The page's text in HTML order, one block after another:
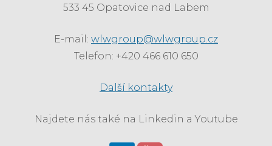
533 45 Opatovice nad Labem
E-mail: wlwgroup@wlwgroup.cz
Telefon: +420 466 610 650
Další kontakty
Najdete nás také na Linkedin a Youtube